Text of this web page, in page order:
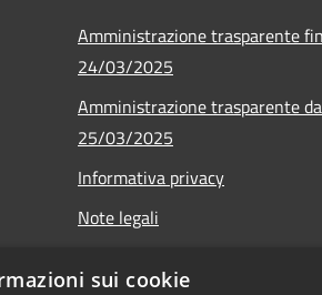
Amministrazione trasparente
24/03/2025
Amministrazione trasparente
25/03/2025
Informativa privacy
Note legali
sui cookie